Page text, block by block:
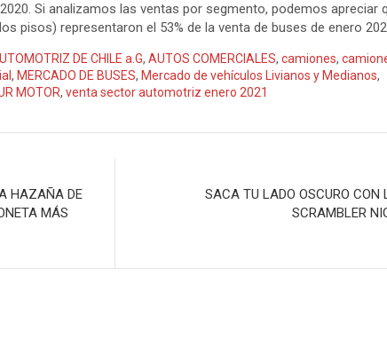
Si analizamos las ventas por segmento, podemos apreciar
pisos) representaron el 53% de la venta de buses de enero
DE CHILE a.G, AUTOS COMERCIALES, camiones,
, MERCADO DE BUSES, Mercado de vehículos Livianos y Medianos,
MOTOR, venta sector automotriz enero 2021
HAZAÑA DE
MÁS
SACA TU LADO OSCURO CON
SCRAMBLER